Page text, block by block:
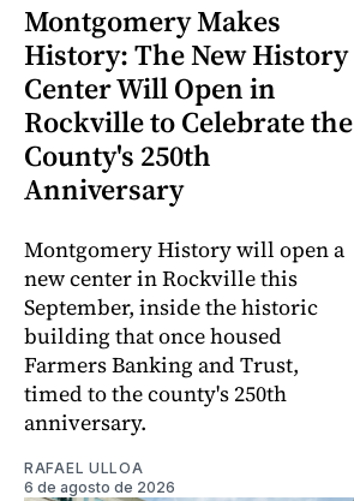
Montgomery Makes
History: The New History
Center Will Open in
Rockville to Celebrate the
County's 250th
Anniversary
Montgomery History will open a
new center in Rockville this
September, inside the historic
building that once housed
Farmers Banking and Trust,
timed to the county's 250th
anniversary.
RAFAEL ULLOA
6 de agosto de 2026